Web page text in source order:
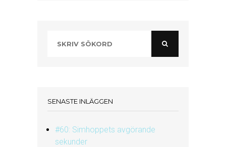
SENASTE INLÄGGEN
#60: Simhoppets avgörande
sekunder